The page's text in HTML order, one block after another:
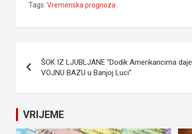
Tags: Vremenska prognoza
članaka
ŠOK IZ LJUBLJANE “Dodik Amerikancima daje
VOJNU BAZU u Banjoj Luci”
VRIJEME